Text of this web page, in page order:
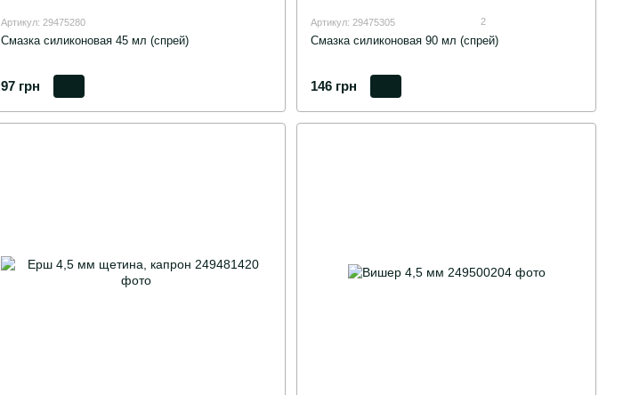
Артикул: 29475280
Смазка силиконовая 45 мл (спрей)
97 грн
Артикул: 29475305 2
Смазка силиконовая 90 мл (спрей)
146 грн